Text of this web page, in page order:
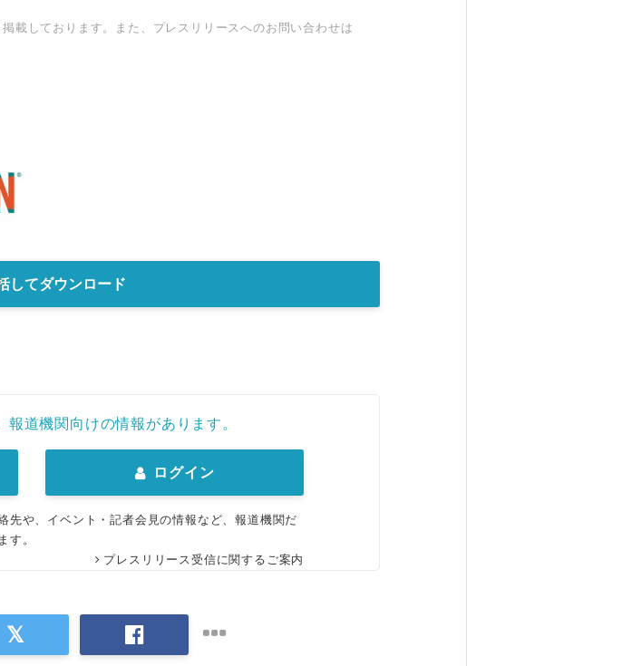
載しております。また、プレスリリースへのお問い合わせは
してダウンロード
道機関向けの情報があります。
ログイン
先や、イベント・記者会見の情報など、報道機関だ
す。
プレスリリース受信に関するご案内